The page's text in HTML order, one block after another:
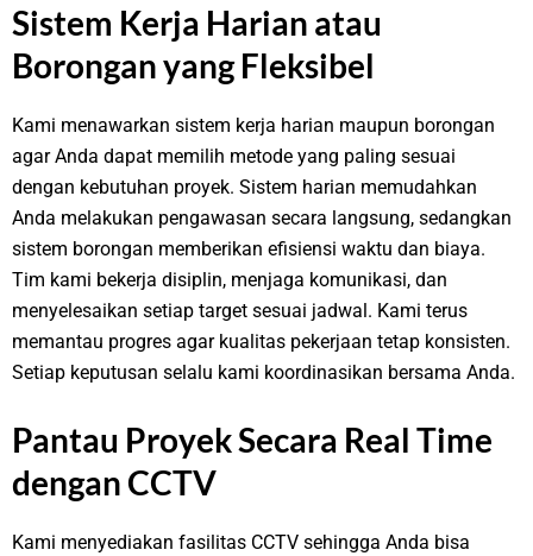
Sistem Kerja Harian atau
Borongan yang Fleksibel
Kami menawarkan sistem kerja harian maupun borongan
agar Anda dapat memilih metode yang paling sesuai
dengan kebutuhan proyek. Sistem harian memudahkan
Anda melakukan pengawasan secara langsung, sedangkan
sistem borongan memberikan efisiensi waktu dan biaya.
Tim kami bekerja disiplin, menjaga komunikasi, dan
menyelesaikan setiap target sesuai jadwal. Kami terus
memantau progres agar kualitas pekerjaan tetap konsisten.
Setiap keputusan selalu kami koordinasikan bersama Anda.
Pantau Proyek Secara Real Time
dengan CCTV
Kami menyediakan fasilitas CCTV sehingga Anda bisa